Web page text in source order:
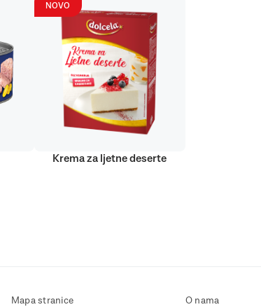
NOVO
Krema za ljetne deserte
Mapa stranice O nama